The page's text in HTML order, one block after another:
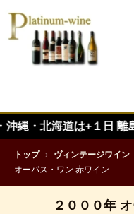
は+１日 離島などは更
トップ › ヴィンテージワイン
オーパス・ワン 赤ワイン
２０００年